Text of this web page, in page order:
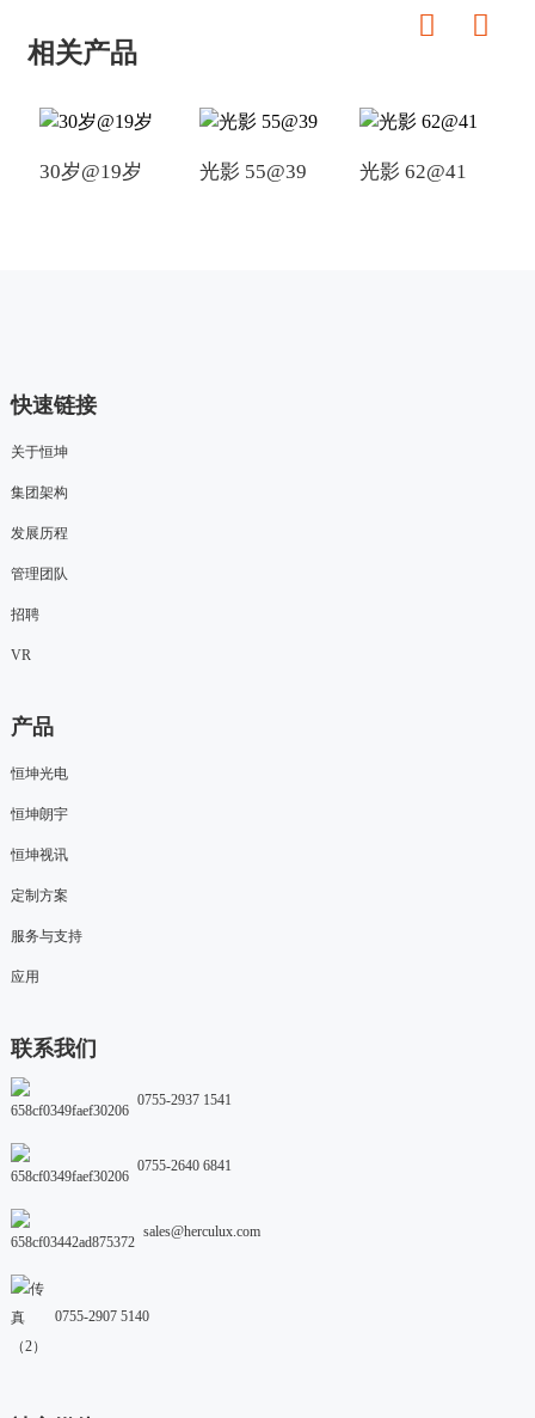
相关产品
30岁@19岁 光影 55@39 光影 62@41
快速链接
关于恒坤
集团架构
发展历程
管理团队
招聘
VR
产品
恒坤光电
恒坤朗宇
恒坤视讯
定制方案
服务与支持
应用
联系我们
0755-2937 1541
0755-2640 6841
sales@herculux.com
0755-2907 5140